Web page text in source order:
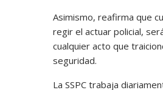
Asimismo, reafirma que
regir el actuar policial,
cualquier acto que
seguridad.
La SSPC trabaja